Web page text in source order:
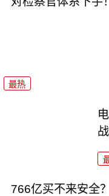
最热
766亿买不来安全